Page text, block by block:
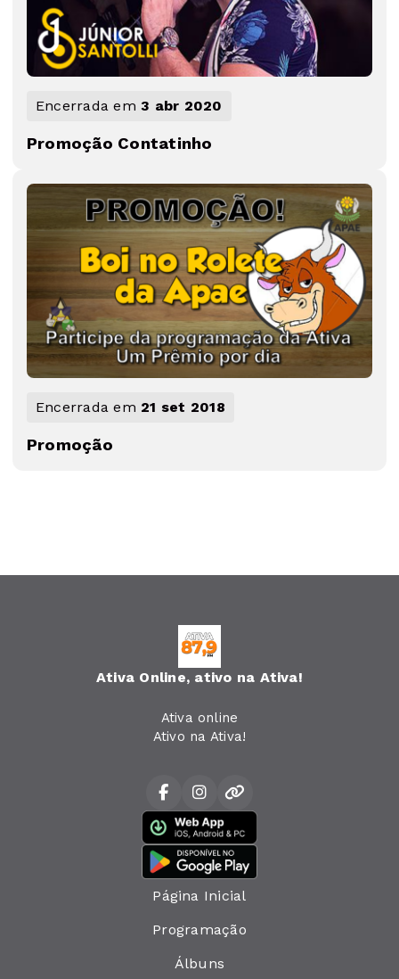
Encerrada em3 abr 2020
Promoção Contatinho
Encerrada em 21 set 2018
Promoção
Ativa Online, ativo na Ativa!
Ativa online
Ativo na Ativa!
Página Inicial
Programação
Álbuns